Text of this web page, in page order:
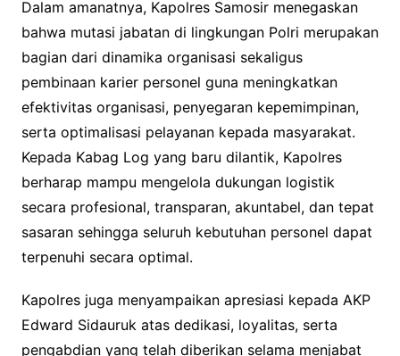
Dalam amanatnya, Kapolres Samosir menegaskan
bahwa mutasi jabatan di lingkungan Polri merupakan
bagian dari dinamika organisasi sekaligus
pembinaan karier personel guna meningkatkan
efektivitas organisasi, penyegaran kepemimpinan,
serta optimalisasi pelayanan kepada masyarakat.
Kepada Kabag Log yang baru dilantik, Kapolres
berharap mampu mengelola dukungan logistik
secara profesional, transparan, akuntabel, dan tepat
sasaran sehingga seluruh kebutuhan personel dapat
terpenuhi secara optimal.
Kapolres juga menyampaikan apresiasi kepada AKP
Edward Sidauruk atas dedikasi, loyalitas, serta
pengabdian yang telah diberikan selama menjabat